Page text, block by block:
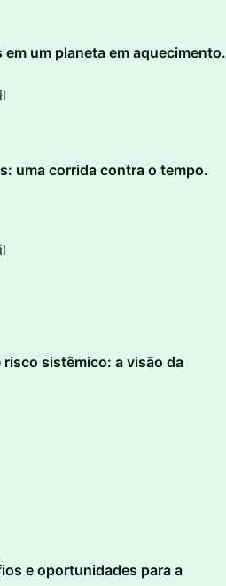
um planeta em aquecimento.
uma corrida contra o tempo.
sistêmico: a visão da
e oportunidades para a